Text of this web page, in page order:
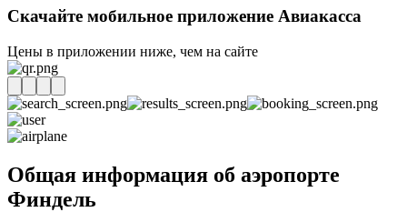
Скачайте мобильное приложение Авиакасса
Цены в приложении ниже, чем на сайте
Общая информация об аэропорте
Финдель